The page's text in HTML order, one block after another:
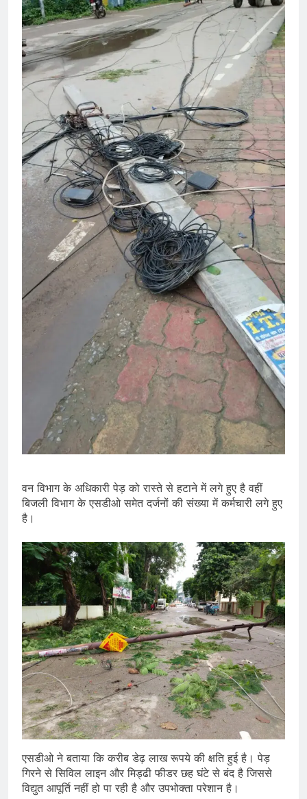
वन विभाग के अधिकारी पेड़ को रास्ते से हटाने में लगे हुए है वहीं
बिजली विभाग के एसडीओ समेत दर्जनों की संख्या में कर्मचारी लगे हुए
है।
एसडीओ ने बताया कि करीब डेढ़ लाख रूपये की क्षति हुई है। पेड़
गिरने से सिविल लाइन और मिड्ढी फीडर छह घंटे से बंद है जिससे
विद्युत आपूर्ति नहीं हो पा रही है और उपभोक्ता परेशान है।